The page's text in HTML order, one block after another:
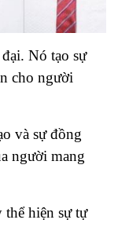
Nó tạo sự
cho người
và sự đồng
người mang
thể hiện sự tự